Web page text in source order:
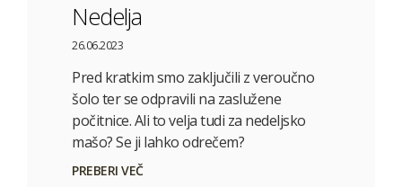
Nedelja
26.06.2023
Pred kratkim smo zaključili z veroučno
šolo ter se odpravili na zaslužene
počitnice. Ali to velja tudi za nedeljsko
mašo? Se ji lahko odrečem?
PREBERI VEČ